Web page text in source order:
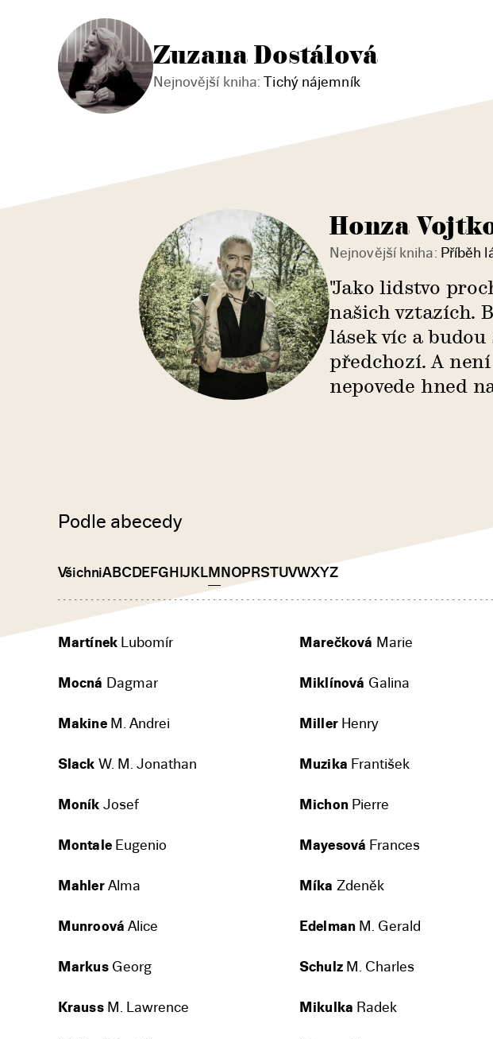
Zuzana Dostálová
Nejnovější kniha: Tichý nájemník
Honza
Nejnovější kniha: Příběh
"Jako lidstvo
našich vztazích.
lásek víc a
předchozí. A
nepovede hned
Podle abecedy
VšichniABCDEFGHIJKLMNOPRSTUVWXYZ
Martínek Lubomír
Mocná Dagmar
MakineM. Andrei
Slack W. M. Jonathan
Moník Josef
MontaleEugenio
MahlerAlma
Munroová Alice
MarkusGeorg
KraussM. Lawrence
Marečková Marie
Miklínová Galina
MillerHenry
Muzika František
MichonPierre
Mayesová Frances
Míka Zdeněk
Edelman M. Gerald
SchulzM. Charles
Mikulka Radek